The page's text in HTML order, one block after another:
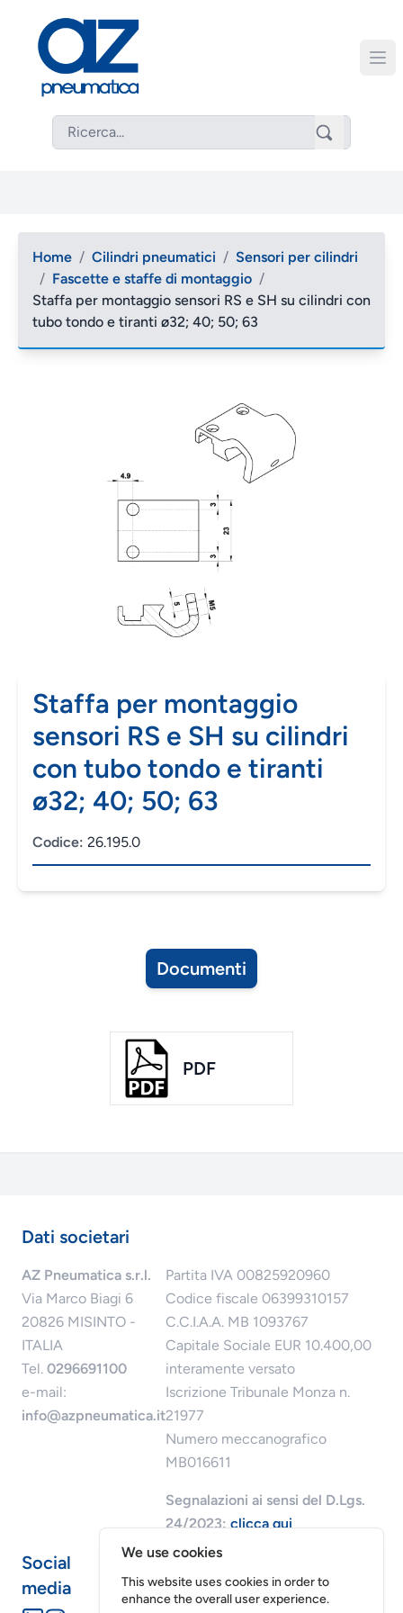
Home / Cilindri pneumatici / Sensori per cilindri
/ Fascette e staffe di montaggio /
Staffa per montaggio sensori RS e SH su cilindri con
tubo tondo e tiranti ø32; 40; 50; 63
Staffa per montaggio
sensori RS e SH su cilindri
con tubo tondo e tiranti
ø32; 40; 50; 63
Codice: 26.195.0
Documenti
PDF
Dati societari
AZ Pneumatica s.r.l.
Via Marco Biagi 6
20826 MISINTO -
ITALIA
Tel. 0296691100
e-mail:
info@azpneumatica.it
Partita IVA 00825920960
Codice fiscale 06399310157
C.C.I.A.A. MB 1093767
Capitale Sociale EUR 10.400,00
interamente versato
Iscrizione Tribunale Monza n.
21977
Numero meccanografico
MB016611
Segnalazioni ai sensi del D.Lgs.
24/2023:clicca qui
Social
media
We use cookies
This website uses cookies in order to
enhance the overall user experience.